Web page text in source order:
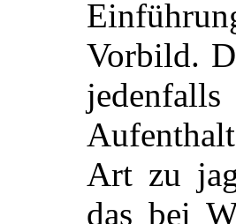
Vorbild.
Art zu
das bei